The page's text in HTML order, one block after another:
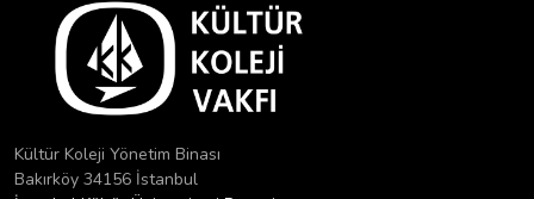
Kültür Koleji Yönetim Binası
Bakırköy 34156 İstanbul